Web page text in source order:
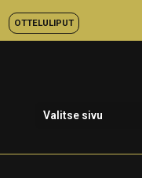
OTTELULIPUT
Valitse sivu